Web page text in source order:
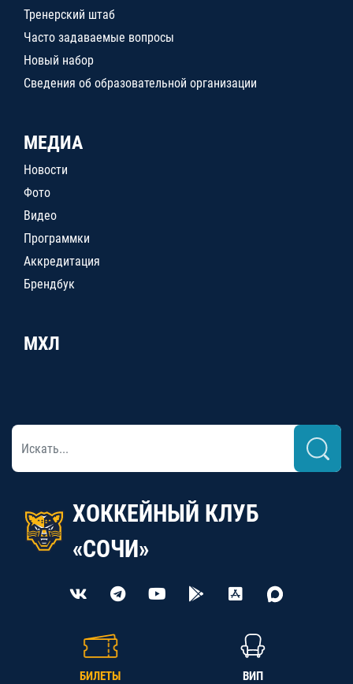
Тренерский штаб
Часто задаваемые вопросы
Новый набор
Сведения об образовательной организации
МЕДИА
Новости
Фото
Видео
Программки
Аккредитация
Брендбук
МХЛ
ХОККЕЙНЫЙ КЛУБ
«СОЧИ»
БИЛЕТЫ ВИП